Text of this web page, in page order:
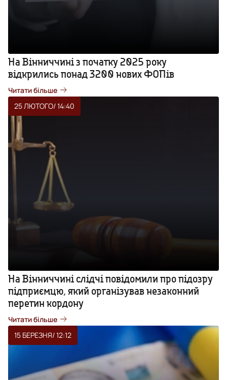
На Вінниччині з початку 2025 року
відкрились понад 3200 нових ФОПів
Читати більше
25 ЛЮТОГО/ 14:40
На Вінниччині слідчі повідомили про підозру
підприємцю, який організував незаконний
перетин кордону
Читати більше
15 БЕРЕЗНЯ/ 12:12